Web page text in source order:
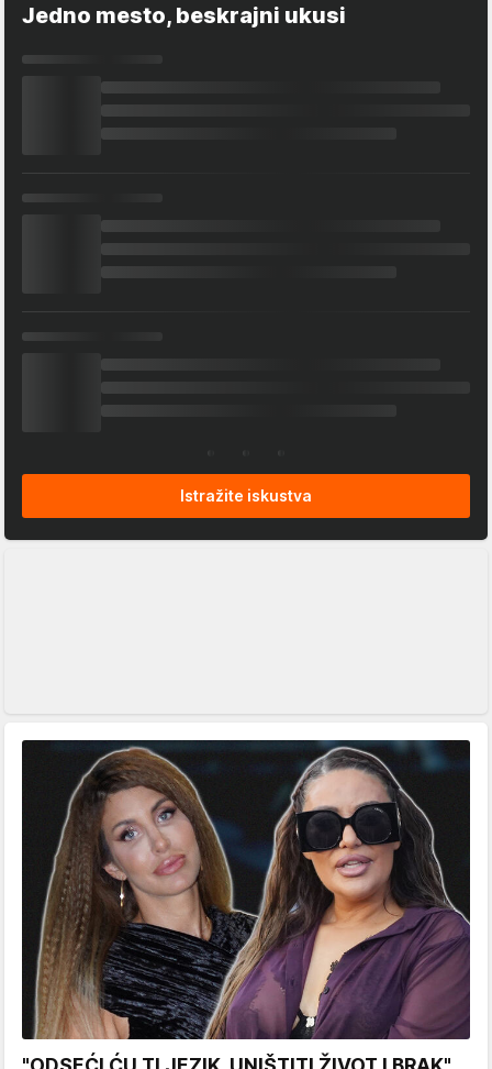
Jedno mesto, beskrajni ukusi
Istražite iskustva